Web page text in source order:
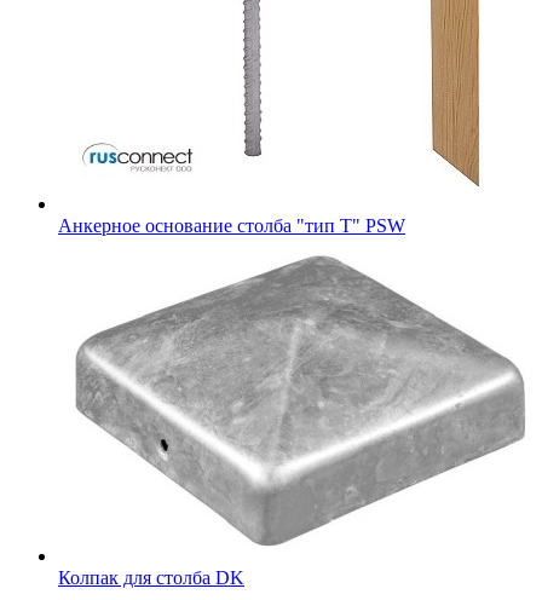
Анкерное основание столба "тип T" PSW
Колпак для столба DK